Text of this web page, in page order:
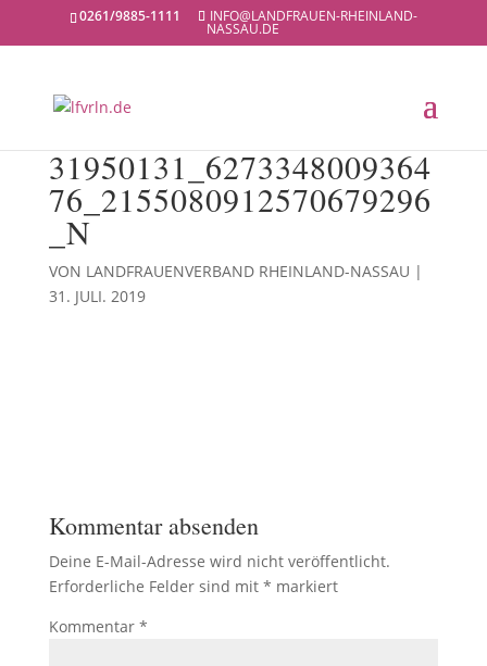
0261/9885-1111 INFO@LANDFRAUEN-RHEINLAND-
NASSAU.DE
31950131_6273348009364
76_2155080912570679296
_N
VON LANDFRAUENVERBAND RHEINLAND-NASSAU |
31. JULI. 2019
Kommentar absenden
Deine E-Mail-Adresse wird nicht veröffentlicht.
Erforderliche Felder sind mit * markiert
Kommentar *